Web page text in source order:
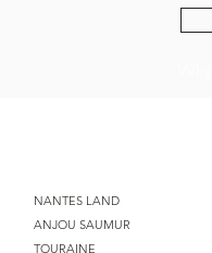
NANTES LAND
ANJOU SAUMUR
TOURAINE